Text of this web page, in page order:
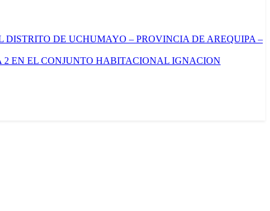
DISTRITO DE UCHUMAYO – PROVINCIA DE AREQUIPA –
EN EL CONJUNTO HABITACIONAL IGNACION